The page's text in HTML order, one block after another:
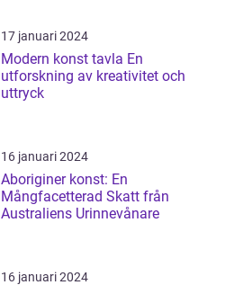
17 januari 2024
Modern konst tavla En
utforskning av kreativitet och
uttryck
16 januari 2024
Aboriginer konst: En
Mångfacetterad Skatt från
Australiens Urinnevånare
16 januari 2024